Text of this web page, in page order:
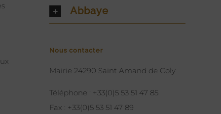
Abbaye
Nous contacter
Mairie 24290 Saint Amand de Coly
Téléphone : +33(0)5 53 51 47 85
Fax : +33(0)5 53 51 47 89